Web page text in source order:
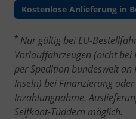
Kostenlose Anlieferung in
* Nur gültig bei EU-
Vorlauffahrzeugen (nicht bei
per Spedition bundesweit
Inseln) bei Finanzierung
Inzahlungnahme.
Selfkant-Tüddern möglich.